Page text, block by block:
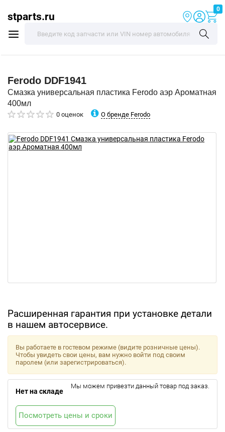
stparts.ru
0
Ferodo DDF1941
Смазка универсальная пластика Ferodo аэр Ароматная
400мл
0 оценок О бренде Ferodo
Расширенная гарантия при установке детали
в нашем автосервисе.
Вы работаете в гостевом режиме (видите розничные цены).
Чтобы увидеть свои цены, вам нужно войти под своим
паролем (или зарегистрироваться).
Нет на складе
Мы можем привезти данный товар под заказ.
Посмотреть цены и сроки